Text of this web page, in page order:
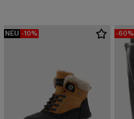
NEU -10% -60%